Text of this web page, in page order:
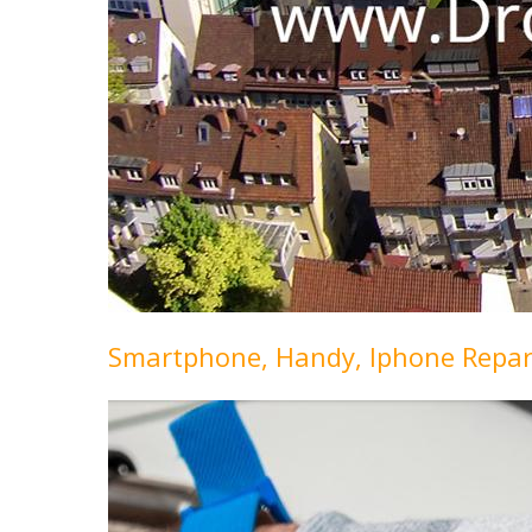
Smartphone, Handy, Iphone